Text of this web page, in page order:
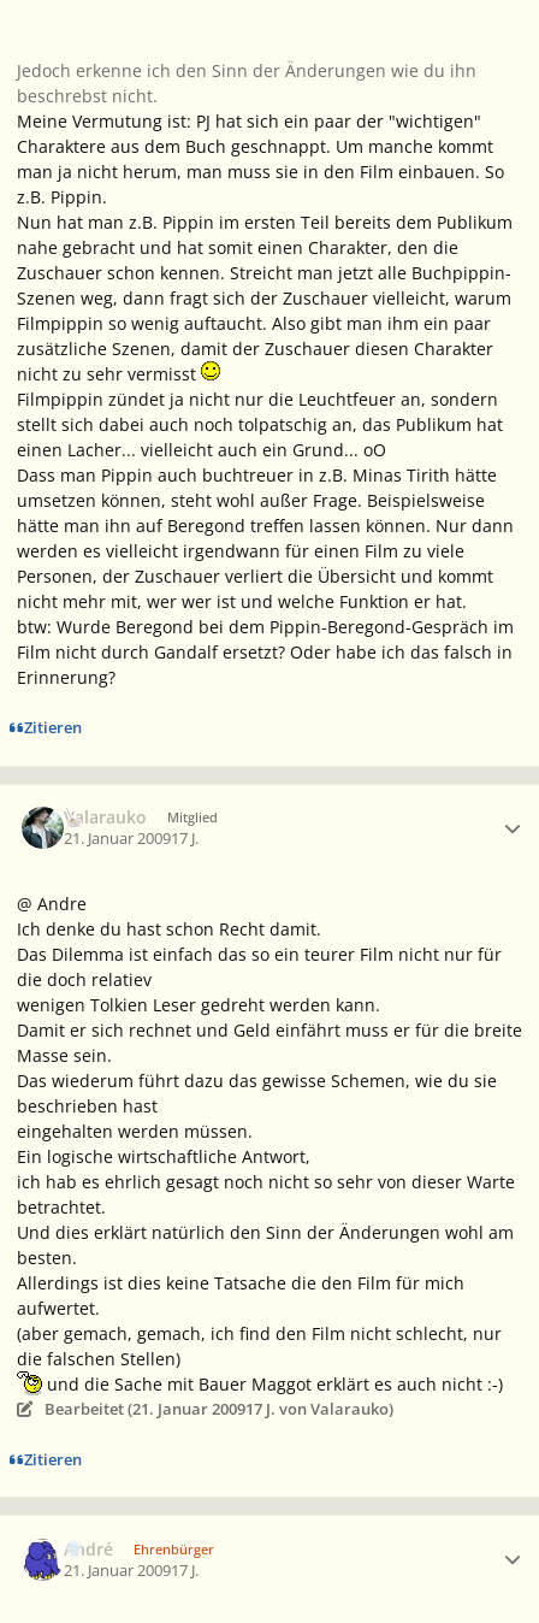
Jedoch erkenne ich den Sinn der Änderungen wie du ihn
beschrebst nicht.
Meine Vermutung ist: PJ hat sich ein paar der "wichtigen"
Charaktere aus dem Buch geschnappt. Um manche kommt
man ja nicht herum, man muss sie in den Film einbauen. So
z.B. Pippin.
Nun hat man z.B. Pippin im ersten Teil bereits dem Publikum
nahe gebracht und hat somit einen Charakter, den die
Zuschauer schon kennen. Streicht man jetzt alle Buchpippin-
Szenen weg, dann fragt sich der Zuschauer vielleicht, warum
Filmpippin so wenig auftaucht. Also gibt man ihm ein paar
zusätzliche Szenen, damit der Zuschauer diesen Charakter
nicht zu sehr vermisst
Filmpippin zündet ja nicht nur die Leuchtfeuer an, sondern
stellt sich dabei auch noch tolpatschig an, das Publikum hat
einen Lacher... vielleicht auch ein Grund... oO
Dass man Pippin auch buchtreuer in z.B. Minas Tirith hätte
umsetzen können, steht wohl außer Frage. Beispielsweise
hätte man ihn auf Beregond treffen lassen können. Nur dann
werden es vielleicht irgendwann für einen Film zu viele
Personen, der Zuschauer verliert die Übersicht und kommt
nicht mehr mit, wer wer ist und welche Funktion er hat.
btw: Wurde Beregond bei dem Pippin-Beregond-Gespräch im
Film nicht durch Gandalf ersetzt? Oder habe ich das falsch in
Erinnerung?
Zitieren
Valarauko Mitglied
21. Januar 200917 J.
@ Andre
Ich denke du hast schon Recht damit.
Das Dilemma ist einfach das so ein teurer Film nicht nur für
die doch relatiev
wenigen Tolkien Leser gedreht werden kann.
Damit er sich rechnet und Geld einfährt muss er für die breite
Masse sein.
Das wiederum führt dazu das gewisse Schemen, wie du sie
beschrieben hast
eingehalten werden müssen.
Ein logische wirtschaftliche Antwort,
ich hab es ehrlich gesagt noch nicht so sehr von dieser Warte
betrachtet.
Und dies erklärt natürlich den Sinn der Änderungen wohl am
besten.
Allerdings ist dies keine Tatsache die den Film für mich
aufwertet.
(aber gemach, gemach, ich find den Film nicht schlecht, nur
die falschen Stellen)
und die Sache mit Bauer Maggot erklärt es auch nicht :-)
Bearbeitet (21. Januar 200917 J. von Valarauko)
Zitieren
André Ehrenbürger
21. Januar 200917 J.